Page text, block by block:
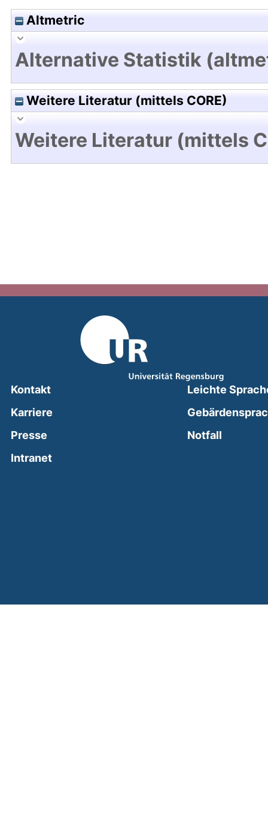
Altmetric
Alternative Statistik
Weitere Literatur (mittels CORE)
Weitere Literatur (mittels
Kontakt
Karriere
Presse
Intranet(external link, opens in a new window)
Leichte
Notfall